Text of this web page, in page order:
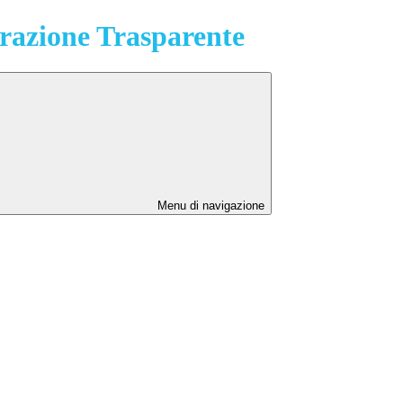
Trasparente
Menu di navigazione